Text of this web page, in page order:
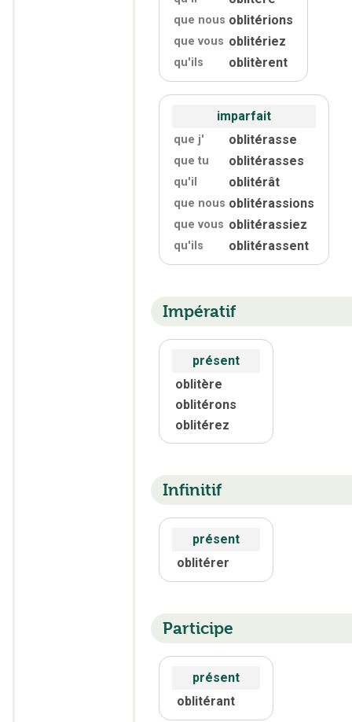
que nous oblitérions
que vous oblitériez
qu'ils oblitèrent
imparfait
que j' oblitérasse
que tu oblitérasses
qu'il oblitérât
que nous oblitérassions
que vous oblitérassiez
qu'ils oblitérassent
Impératif
présent
oblitère
oblitérons
oblitérez
Infinitif
présent
oblitérer
Participe
présent
oblitérant